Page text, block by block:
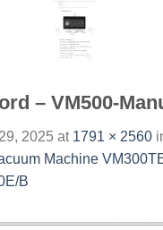
– VM500-
2025 at 1791 × 2560
Machine
B